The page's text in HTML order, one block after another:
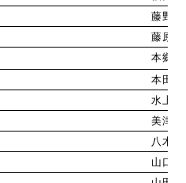
藤野
藤原
本鄉
本田
水上
美津
八木
山口